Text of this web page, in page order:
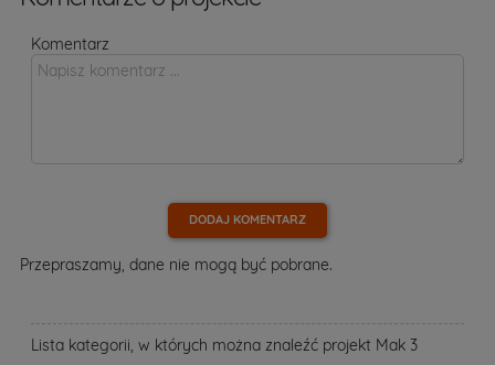
Komentarz
DODAJ KOMENTARZ
Przepraszamy, dane nie mogą być pobrane.
Lista kategorii, w których można znaleźć projekt Mak 3